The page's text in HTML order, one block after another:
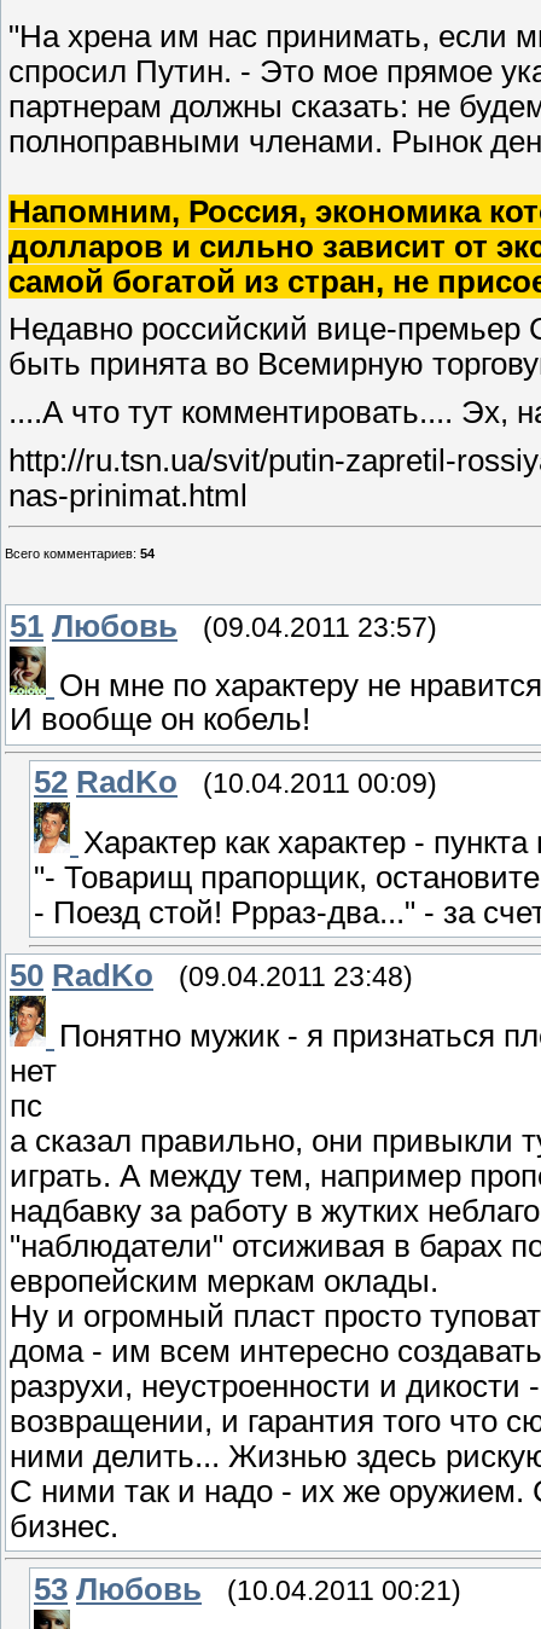
"На хрена им нас принимать, если
спросил Путин. - Это мое прямое
партнерам должны сказать: не
полноправными членами. Рынок
Напомним, Россия, экономика
долларов и сильно зависит от
самой богатой из стран, не
Недавно российский вице-премьер
быть принята во Всемирную
....А что тут комментировать.... Эх,
http://ru.tsn.ua/svit/putin-zapretil-
nas-prinimat.html
Всего комментариев: 54
51 Любовь (09.04.2011 23:57)
Он мне по характеру не
И вообще он кобель!
52 RadKo (10.04.2011 00:09)
Характер как характер -
"- Товарищ прапорщик,
- Поезд стой! Ррраз-два..." - за
50 RadKo (09.04.2011 23:48)
Понятно мужик - я признаться
нет
пс
а сказал правильно, они привыкли
играть. А между тем, например
надбавку за работу в жутких
"наблюдатели" отсиживая в барах
европейским меркам оклады.
Ну и огромный пласт просто
дома - им всем интересно
разрухи, неустроенности и дикости
возвращении, и гарантия того что
ними делить... Жизнью здесь
С ними так и надо - их же оружием.
бизнес.
53 Любовь (10.04.2011 00:21)